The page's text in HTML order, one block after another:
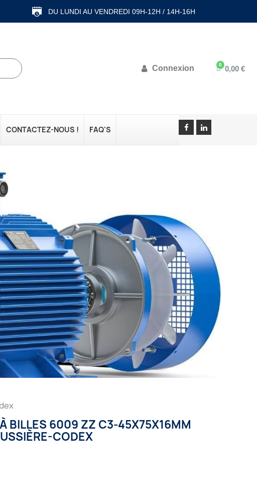
DU LUNDI AU VENDREDI 09H-12H / 14H-16H
Connexion 0,00 €
CONTACTEZ-NOUS ! FAQ'S
BILLES 6009 ZZ C3-45X75X16MM
CODEX